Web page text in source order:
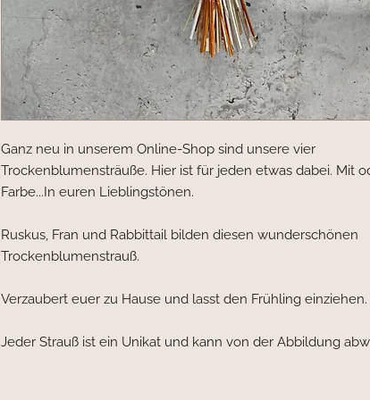
Ganz neu in unserem Online-Shop sind unsere vier
Trockenblumensträuße. Hier ist für jeden etwas dabei. Mit
Farbe...In euren Lieblingstönen.
Ruskus, Fran und Rabbittail bilden diesen wunderschönen
Trockenblumenstrauß.
Verzaubert euer zu Hause und lasst den Frühling einziehen.
Jeder Strauß ist ein Unikat und kann von der Abbildung